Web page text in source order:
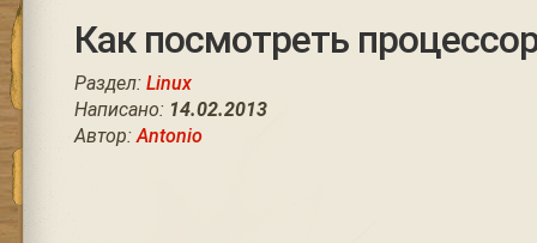
Как посмотреть
Раздел: Linux
Написано: 14.02.2013
Автор:Antonio